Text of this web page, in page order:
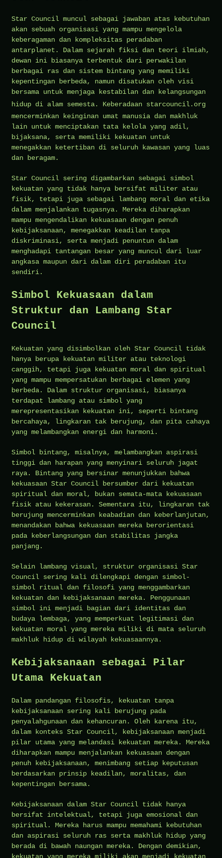
Star Council muncul sebagai jawaban atas kebutuhan
akan sebuah organisasi yang mampu mengelola
keberagaman dan kompleksitas peradaban
antarplanet. Dalam sejarah fiksi dan teori ilmiah,
dewan ini biasanya terbentuk dari perwakilan
berbagai ras dan sistem bintang yang memiliki
kepentingan berbeda, namun disatukan oleh visi
bersama untuk menjaga kestabilan dan kelangsungan
hidup di alam semesta. Keberadaan starcouncil.org
mencerminkan keinginan umat manusia dan makhluk
lain untuk menciptakan tata kelola yang adil,
bijaksana, serta memiliki kekuatan untuk
menegakkan ketertiban di seluruh kawasan yang luas
dan beragam.
Star Council sering digambarkan sebagai simbol
kekuatan yang tidak hanya bersifat militer atau
fisik, tetapi juga sebagai lambang moral dan etika
dalam menjalankan tugasnya. Mereka diharapkan
mampu mengendalikan kekuasaan dengan penuh
kebijaksanaan, menegakkan keadilan tanpa
diskriminasi, serta menjadi penuntun dalam
menghadapi tantangan besar yang muncul dari luar
angkasa maupun dari dalam diri peradaban itu
sendiri.
Simbol Kekuasaan dalam
Struktur dan Lambang Star
Council
Kekuatan yang disimbolkan oleh Star Council tidak
hanya berupa kekuatan militer atau teknologi
canggih, tetapi juga kekuatan moral dan spiritual
yang mampu mempersatukan berbagai elemen yang
berbeda. Dalam struktur organisasi, biasanya
terdapat lambang atau simbol yang
merepresentasikan kekuatan ini, seperti bintang
bercahaya, lingkaran tak berujung, dan pita cahaya
yang melambangkan energi dan harmoni.
Simbol bintang, misalnya, melambangkan aspirasi
tinggi dan harapan yang menyinari seluruh jagat
raya. Bintang yang bersinar menunjukkan bahwa
kekuasaan Star Council bersumber dari kekuatan
spiritual dan moral, bukan semata-mata kekuasaan
fisik atau kekerasan. Sementara itu, lingkaran tak
berujung mencerminkan keabadian dan keberlanjutan,
menandakan bahwa kekuasaan mereka berorientasi
pada keberlangsungan dan stabilitas jangka
panjang.
Selain lambang visual, struktur organisasi Star
Council sering kali dilengkapi dengan simbol-
simbol ritual dan filosofi yang menggambarkan
kekuatan dan kebijaksanaan mereka. Penggunaan
simbol ini menjadi bagian dari identitas dan
budaya lembaga, yang memperkuat legitimasi dan
kekuatan moral yang mereka miliki di mata seluruh
makhluk hidup di wilayah kekuasaannya.
Kebijaksanaan sebagai Pilar
Utama Kekuatan
Dalam pandangan filosofis, kekuatan tanpa
kebijaksanaan sering kali berujung pada
penyalahgunaan dan kehancuran. Oleh karena itu,
dalam konteks Star Council, kebijaksanaan menjadi
pilar utama yang melandasi kekuatan mereka. Mereka
diharapkan mampu menjalankan kekuasaan dengan
penuh kebijaksanaan, menimbang setiap keputusan
berdasarkan prinsip keadilan, moralitas, dan
kepentingan bersama.
Kebijaksanaan dalam Star Council tidak hanya
bersifat intelektual, tetapi juga emosional dan
spiritual. Mereka harus mampu memahami kebutuhan
dan aspirasi seluruh ras serta makhluk hidup yang
berada di bawah naungan mereka. Dengan demikian,